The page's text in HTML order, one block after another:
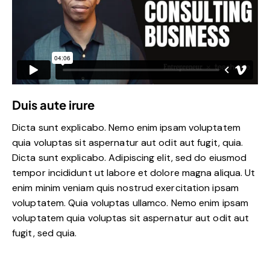
Duis aute irure
Dicta sunt explicabo. Nemo enim ipsam voluptatem
quia voluptas sit aspernatur aut odit aut fugit, quia.
Dicta sunt explicabo. Adipiscing elit, sed do eiusmod
tempor incididunt ut labore et dolore magna aliqua. Ut
enim minim veniam quis nostrud exercitation ipsam
voluptatem. Quia voluptas ullamco. Nemo enim ipsam
voluptatem quia voluptas sit aspernatur aut odit aut
fugit, sed quia.